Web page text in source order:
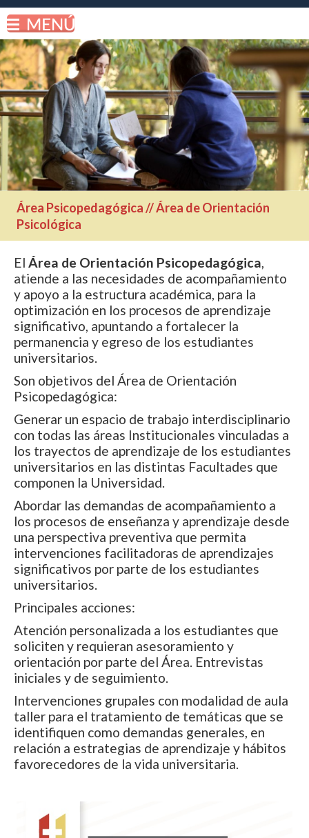
Área Psicopedagógica // Área de Orientación
Psicológica
El Área de Orientación Psicopedagógica,
atiende a las necesidades de acompañamiento
y apoyo a la estructura académica, para la
optimización en los procesos de aprendizaje
significativo, apuntando a fortalecer la
permanencia y egreso de los estudiantes
universitarios.
Son objetivos del Área de Orientación
Psicopedagógica:
Generar un espacio de trabajo interdisciplinario
con todas las áreas Institucionales vinculadas a
los trayectos de aprendizaje de los estudiantes
universitarios en las distintas Facultades que
componen la Universidad.
Abordar las demandas de acompañamiento a
los procesos de enseñanza y aprendizaje desde
una perspectiva preventiva que permita
intervenciones facilitadoras de aprendizajes
significativos por parte de los estudiantes
universitarios.
Principales acciones:
Atención personalizada a los estudiantes que
soliciten y requieran asesoramiento y
orientación por parte del Área. Entrevistas
iniciales y de seguimiento.
Intervenciones grupales con modalidad de aula
taller para el tratamiento de temáticas que se
identifiquen como demandas generales, en
relación a estrategias de aprendizaje y hábitos
favorecedores de la vida universitaria.